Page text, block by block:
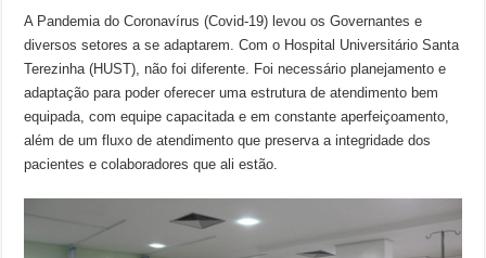
A Pandemia do Coronavírus (Covid-19) levou os Governantes e
diversos setores a se adaptarem. Com o Hospital Universitário Santa
Terezinha (HUST), não foi diferente. Foi necessário planejamento e
adaptação para poder oferecer uma estrutura de atendimento bem
equipada, com equipe capacitada e em constante aperfeiçoamento,
além de um fluxo de atendimento que preserva a integridade dos
pacientes e colaboradores que ali estão.